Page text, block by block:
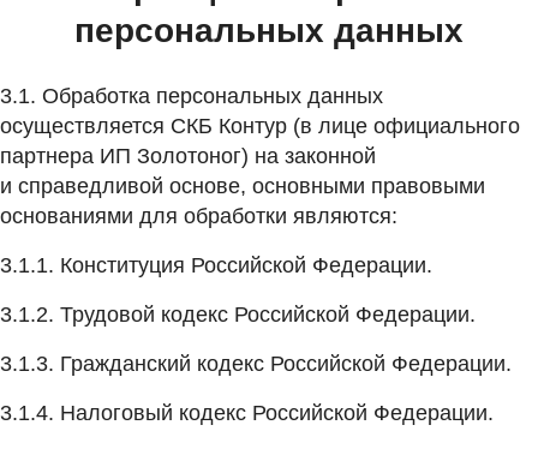
персональных данных
3.1. Обработка персональных данных
осуществляется СКБ Контур (в лице официального
партнера ИП Золотоног) на законной
и справедливой основе, основными правовыми
основаниями для обработки являются:
3.1.1. Конституция Российской Федерации.
3.1.2. Трудовой кодекс Российской Федерации.
3.1.3. Гражданский кодекс Российской Федерации.
3.1.4. Налоговый кодекс Российской Федерации.